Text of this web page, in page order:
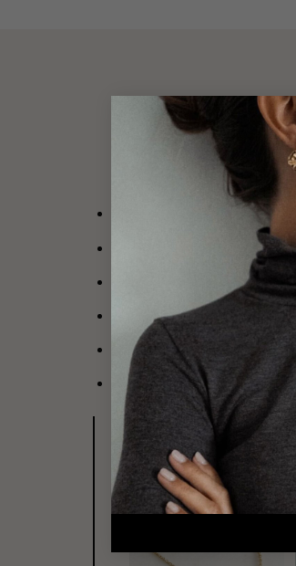
Pendentif en plaqué or 3
Médaillon décoré de
Diamètre du médaillon :
: 3.94 g
Le pendentif est
Attention, les bijoux
Choisissez de